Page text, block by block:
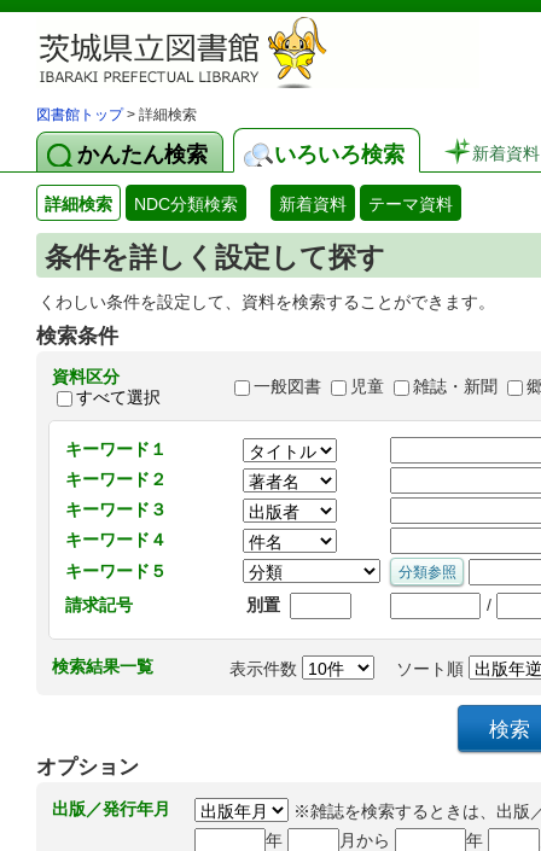
図書館トップ> 詳細検索
かんたん検索 いろいろ検索 新着資料
詳細検索 NDC分類検索 新着資料 テーマ資料
条件を詳しく設定して探す
くわしい条件を設定して、資料を検索することができます。
検索条件
資料区分
すべて選択
一般図書 児童 雑誌・新聞
キーワード１
キーワード２
キーワード３
キーワード４
キーワード５
請求記号
別置 /
検索結果一覧 表示件数 ソート順
オプション
出版／発行年月
※雑誌を検索するときは、出版
年
月から 年